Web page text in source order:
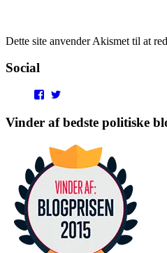
Dette site anvender Akismet til at
Social
View
profile
on
profile
on
Vinder af bedste politiske